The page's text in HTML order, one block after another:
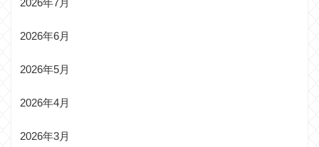
2026年7月
2026年6月
2026年5月
2026年4月
2026年3月